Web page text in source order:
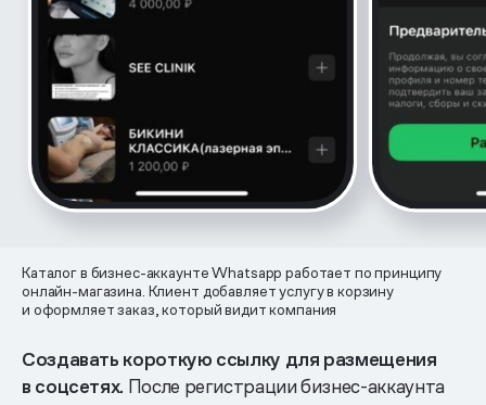
Каталог в бизнес-аккаунте Whatsapp работает по принципу
онлайн-магазина. Клиент добавляет услугу в корзину
и оформляет заказ, который видит компания
Создавать короткую ссылку для размещения
в соцсетях. После регистрации бизнес-аккаунта